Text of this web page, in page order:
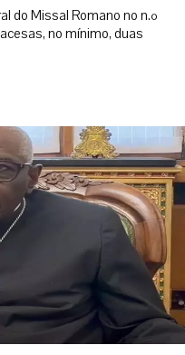
do Missal Romano no n.º
no mínimo, duas